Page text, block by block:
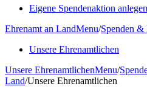
Eigene Spendenaktion anlegen
Ehrenamt an LandMenu/Spenden &
Unsere Ehrenamtlichen
Unsere EhrenamtlichenMenu/
Land/Unsere Ehrenamtlichen